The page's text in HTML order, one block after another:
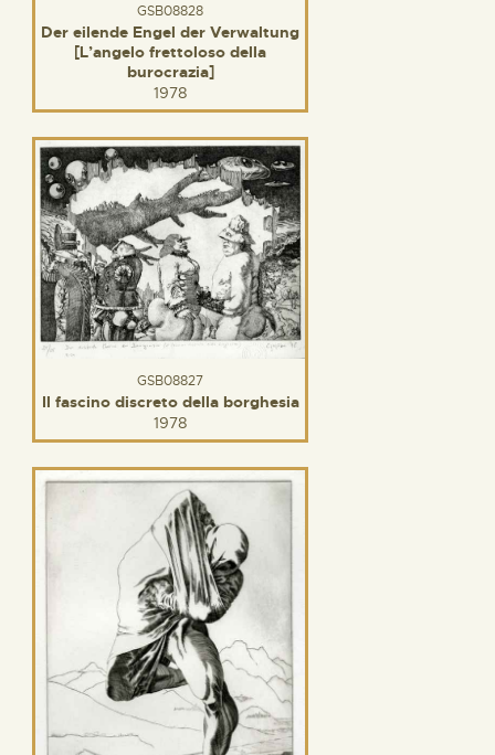
GSB08828
Der eilende Engel der Verwaltung
[L’angelo frettoloso della
burocrazia]
1978
GSB08827
Il fascino discreto della borghesia
1978